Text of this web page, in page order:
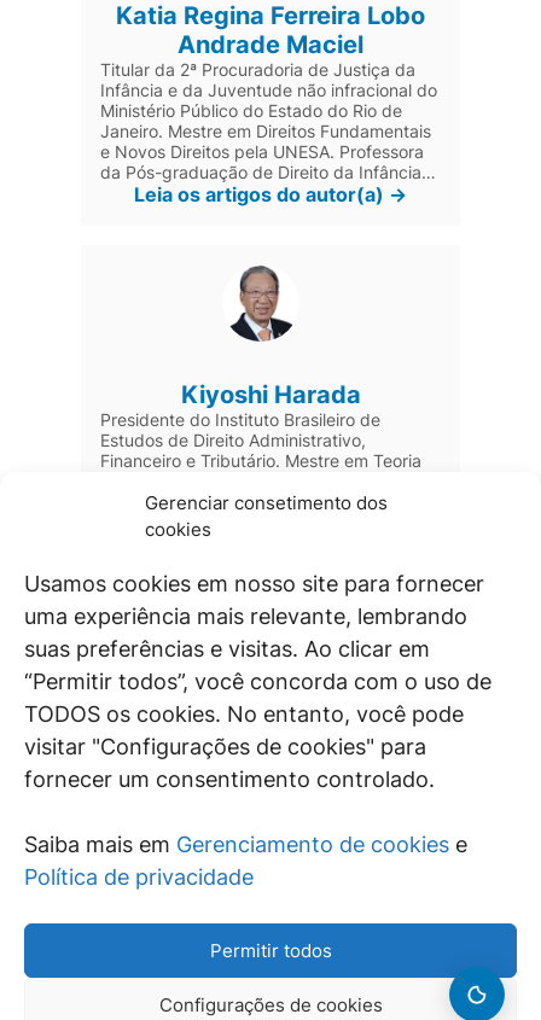
Gerenciar consetimento dos
cookies
Usamos cookies em nosso site para fornecer
uma experiência mais relevante, lembrando
suas preferências e visitas. Ao clicar em
“Permitir todos”, você concorda com o uso de
TODOS os cookies. No entanto, você pode
visitar "Configurações de cookies" para
fornecer um consentimento controlado.
Saiba mais em Gerenciamento de cookies e
Política de privacidade
Permitir todos
Configurações de cookies
Katia Regina Ferreira Lobo
Andrade Maciel
Titular da 2ª Procuradoria de Justiça da
Infância e da Juventude não infracional do
Ministério Público do Estado do Rio de
Janeiro. Mestre em Direitos Fundamentais
e Novos Direitos pela UNESA. Professora
da Pós-graduação de Direito da Infância e
da Juventude do Instituto de Educação e
Pesquisa do Ministério Público do Rio de
Universidade Católica do Rio de Janeiro
(PUC-RJ). Autora de artigos e livros na
área do Direito infanto-juvenil e do Direito
Leia os artigos do autor(a) ->
Kiyoshi Harada
Presidente do Instituto Brasileiro de
Estudos de Direito Administrativo,
Financeiro e Tributário. Mestre em Teoria
Tributário, Ciência das Finanças e Teoria
Geral do Processo. Professor de Direito
Administrativo, Tributário e Financeiro em
Autor de 31 obras jurídicas publicadas por
diferentes editoras. Ex-Procurador-Chefe
da Consultoria Jurídica do Município de
São Paulo.
Leia os artigos do autor(a) ->
Conheça as obras do autor(a) ->
Assine nossa Newsletter
Li e aceito a Política de privacidade